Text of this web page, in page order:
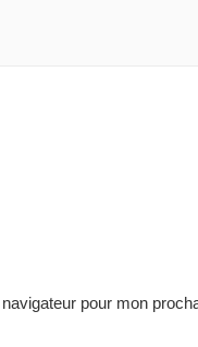
pour mon